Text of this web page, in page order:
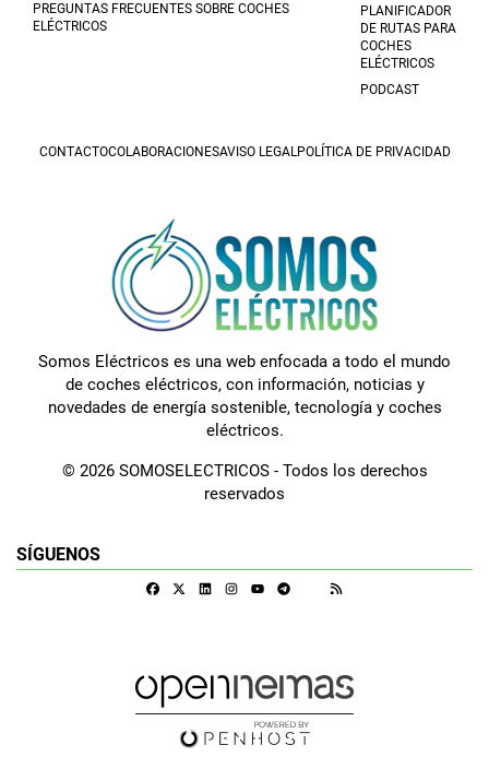
PREGUNTAS FRECUENTES SOBRE COCHES
ELÉCTRICOS
PLANIFICADOR
DE RUTAS PARA
COCHES
ELÉCTRICOS
PODCAST
CONTACTOCOLABORACIONESAVISO LEGALPOLÍTICA DE PRIVACIDAD
Somos Eléctricos es una web enfocada a todo el mundo
de coches eléctricos, con información, noticias y
novedades de energía sostenible, tecnología y coches
eléctricos.
© 2026 SOMOSELECTRICOS - Todos los derechos
reservados
SÍGUENOS
FacebookLinkedinInstagramTelegram
Google Discover